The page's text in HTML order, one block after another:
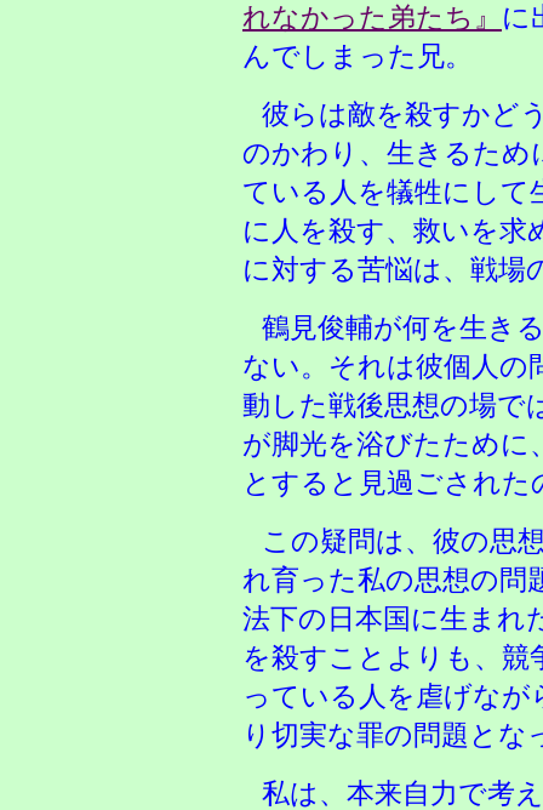
れなかった弟たち』 に
んでしまった兄。
彼らは敵を殺すかど
のかわり、生きるため
ている人を犠牲にして
に人を殺す、救いを求
に対する苦悩は、戦場
鶴見俊輔が何を生き
ない。それは彼個人の
動した戦後思想の場で
が脚光を浴びたために
とすると見過ごされ
この疑問は、彼の思
れ育った私の思想の問
法下の日本国に生まれ
を殺すことよりも、競
っている人を虐げな
り切実な罪の問題とな
私は、本来自力で考